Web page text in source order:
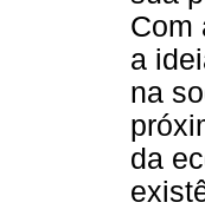
Com
a
na
da